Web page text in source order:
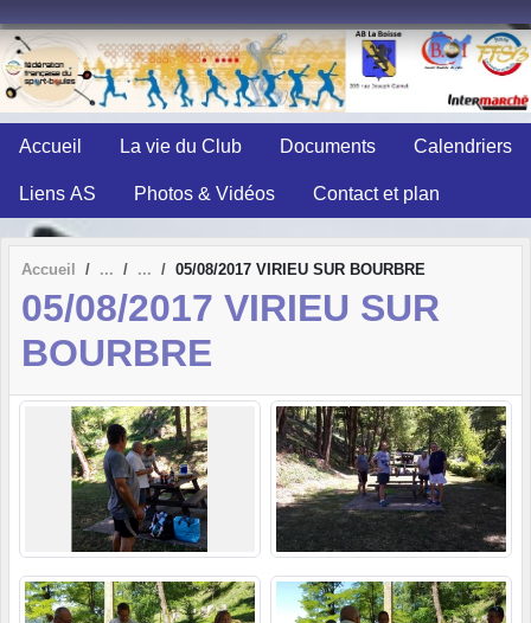
Accueil La vie du Club Documents Calendriers
Liens AS Photos & Vidéos Contact et plan
Accueil 05/08/2017 VIRIEU SUR BOURBRE
05/08/2017 VIRIEU SUR
BOURBRE